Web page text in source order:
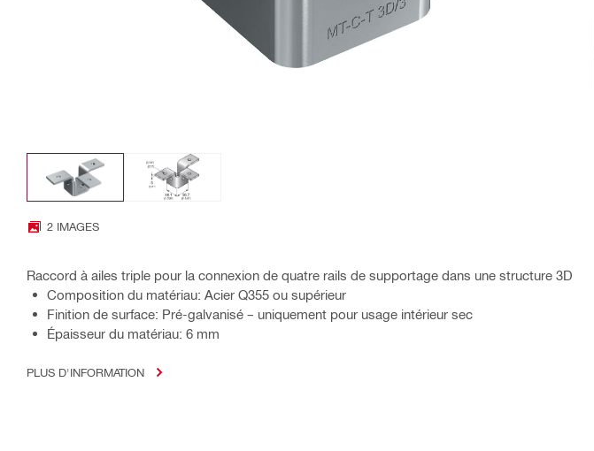
2 IMAGES
Raccord à ailes triple pour la connexion de quatre rails de supportage dans une structure 3D
Composition du matériau: Acier Q355 ou supérieur
Finition de surface: Pré-galvanisé – uniquement pour usage intérieur sec
Épaisseur du matériau: 6 mm
PLUS D'INFORMATION